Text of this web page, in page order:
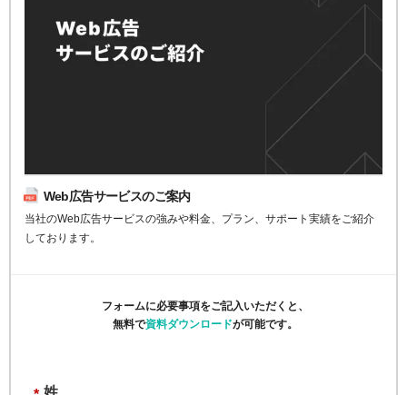
Web広告サービスのご案内
当社のWeb広告サービスの強みや料金、プラン、サポート実績をご紹介
しております。
フォームに必要事項をご記入いただくと、
無料で資料ダウンロードが可能です。